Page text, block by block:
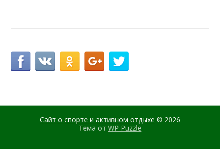
Сайт о спорте и активном отдыхе © 2026
Тема от WP Puzzle